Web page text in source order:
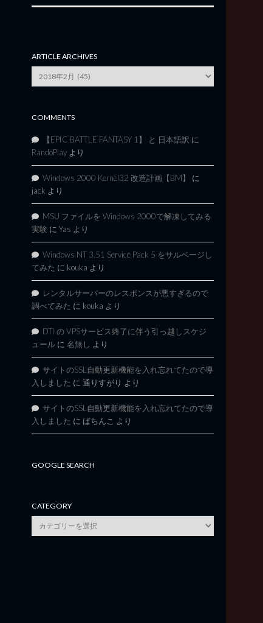
ARTICLE ARCHIVES
Archives
COMMENTS
【EPIC BATTLE FANTASY 1】 と 日本語訳 に
RandoPlay より
Windows 2000 Kernel32 改造計画【BM】
に
jack より
MSU ファイルを Windows 2000で解凍してみる
実験 に Yas より
Windows NT 3.51 Service Pack 5 をサルベージし
てみた に kouka より
レンタルサーバーのレスポンスが悪すぎるので
調べてみた に kouka より
DTI の VPSサービス終了に伴う引っ越しスケジ
ュール に 名無し より
サイトのSSL自動更新機能を入れ忘れてたので導
入しました に 通りすがり より
サイトのSSL自動更新機能を入れ忘れてたので導
入しました に ぱちんこ より
GOOGLE SEARCH
CATEGORY
category